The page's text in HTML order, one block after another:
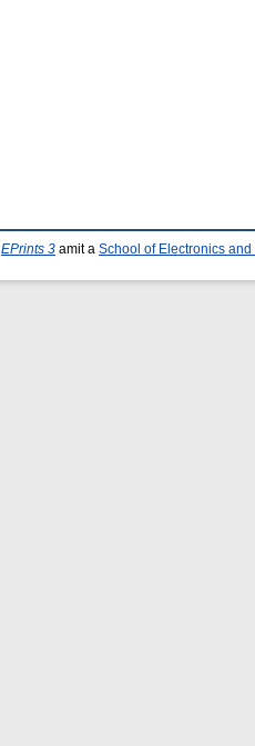
EPrints 3 amit a School of Electronics